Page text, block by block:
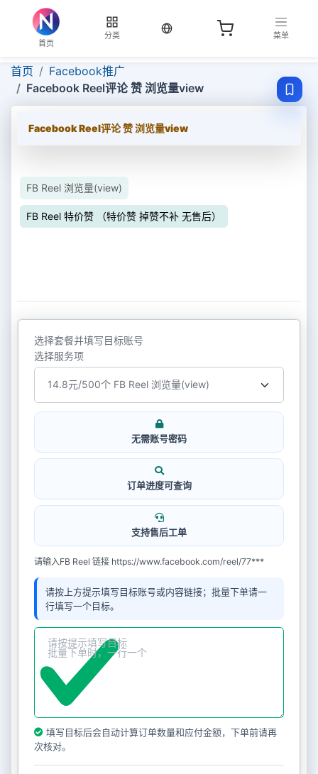
首页
分类
当前语言：中文
菜单
首页
Facebook推广
Facebook Reel评论 赞 浏览量view
Facebook Reel评论 赞 浏览量view
FB Reel 浏览量(view)
FB Reel 特价赞 （特价赞 掉赞不补 无售后）
选择套餐并填写目标账号
选择服务项
无需账号密码
订单进度可查询
支持售后工单
请输入FB Reel 链接 https://www.facebook.com/reel/77***
请按上方提示填写目标账号或内容链接；批量下单请一
行填写一个目标。
填写目标后会自动计算订单数量和应付金额，下单前请再
次核对。